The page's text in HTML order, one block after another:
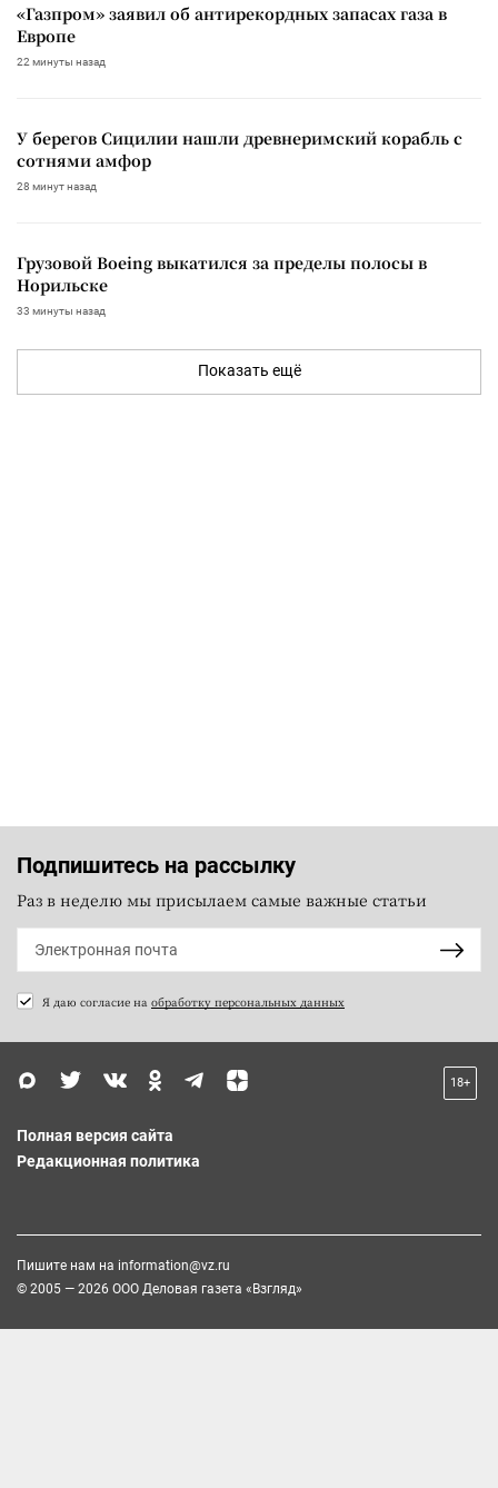
«Газпром» заявил об антирекордных запасах газа в
Европе
22 минуты назад
У берегов Сицилии нашли древнеримский корабль с
сотнями амфор
28 минут назад
Грузовой Boeing выкатился за пределы полосы в
Норильске
33 минуты назад
Показать ещё
Подпишитесь на рассылку
Раз в неделю мы присылаем самые важные статьи
Я даю согласие на обработку персональных данных
18+
Полная версия сайта
Редакционная политика
Пишите нам на information@vz.ru
© 2005 — 2026 ООО Деловая газета «Взгляд»